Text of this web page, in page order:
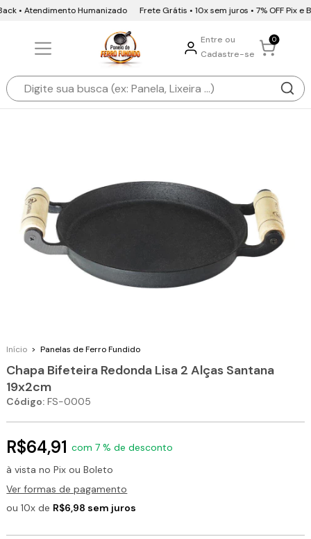
• Atendimento Humanizado Frete Grátis • 10x sem juros • 7% OFF Pix e
Entre ou
Cadastre-se
0
Início > Panelas de Ferro Fundido
Chapa Bifeteira Redonda Lisa 2 Alças Santana
19x2cm
Código: FS-0005
R$64,91 com 7 % de desconto
à vista no Pix ou Boleto
Ver formas de pagamento
ou 10x de R$6,98 sem juros